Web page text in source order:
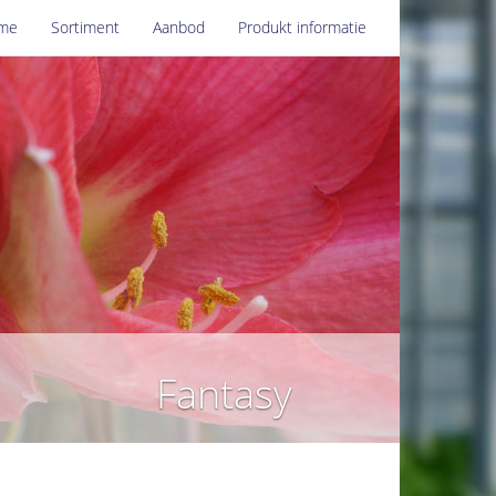
Sortiment Aanbod Produkt informatie
Fantasy